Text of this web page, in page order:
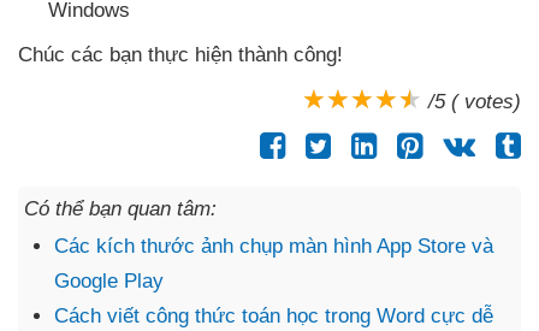
Windows
Chúc các bạn thực hiện thành công!
/5 ( votes)
Có thể bạn quan tâm:
Các kích thước ảnh chụp màn hình App Store và
Google Play
Cách viết công thức toán học trong Word cực dễ